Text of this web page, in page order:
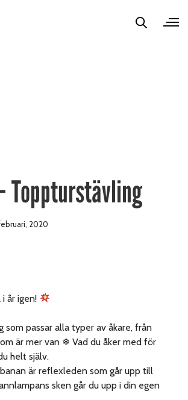
Toppturstävling
2020
år igen!
som passar alla typer av åkare, från
är mer van ❄ Vad du åker med för
helt själv.
är reflexleden som går upp till
sken går du upp i din egen